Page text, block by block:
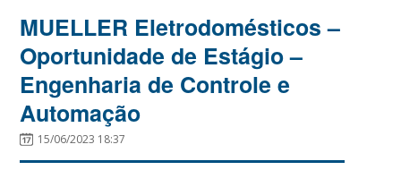
MUELLER Eletrodomésticos –
Oportunidade de Estágio –
Engenharia de Controle e
Automação
15/06/2023 18:37